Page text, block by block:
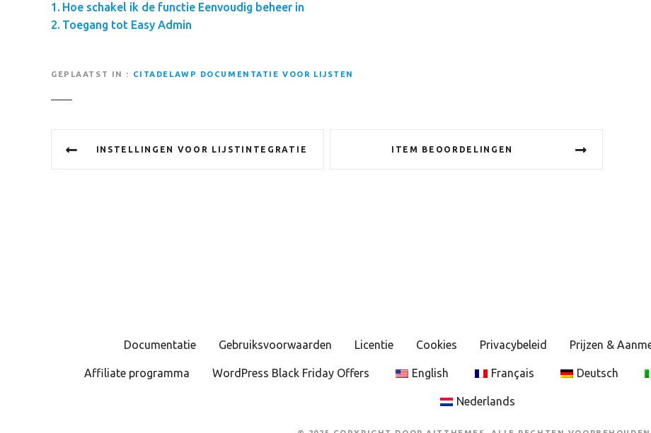
Hoe schakel ik de functie Eenvoudig beheer in
Toegang tot Easy Admin
GEPLAATST IN CITADELAWP DOCUMENTATIE VOOR LIJSTEN
INSTELLINGEN VOOR LIJSTINTEGRATIE ITEM BEOORDELINGEN
Documentatie Gebruiksvoorwaarden Licentie Cookies Privacybeleid Prijzen &
Affiliate programma WordPress Black Friday Offers English Français Deutsch
Nederlands